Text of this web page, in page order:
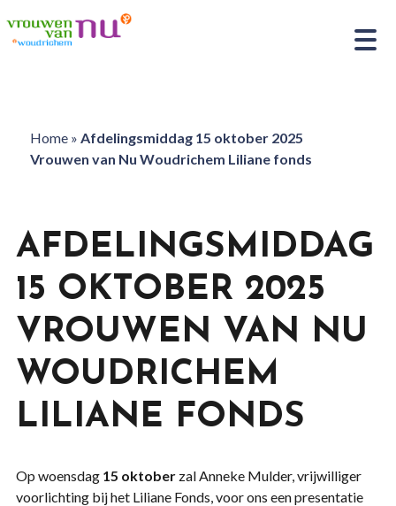
Home» Afdelingsmiddag 15 oktober 2025
Vrouwen van Nu Woudrichem Liliane fonds
AFDELINGSMIDDAG
15 OKTOBER 2025
VROUWEN VAN NU
WOUDRICHEM
LILIANE FONDS
Op woensdag 15 oktoberzal Anneke Mulder, vrijwilliger
voorlichting bij het Liliane Fonds, voor ons een presentatie